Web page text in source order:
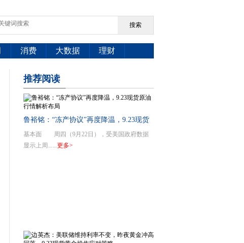
搜索
消费 大数据 理财
推荐阅读
鲁裕铭：“冻产协议”再度降温，9.23现货
原油行情解析布局
基本面 周四（9月22日），受美国政府数据
显示上周......更多>